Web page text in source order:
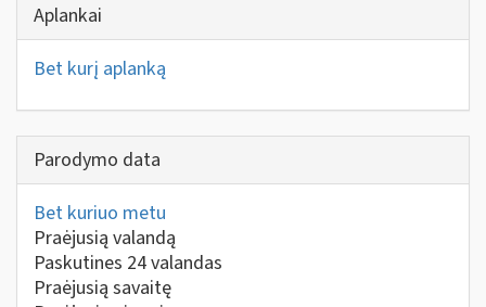
Aplankai
Bet kurį aplanką
Parodymo data
Bet kuriuo metu
Praėjusią valandą
Paskutines 24 valandas
Praėjusią savaitę